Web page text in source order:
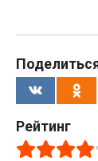
Рейтинг